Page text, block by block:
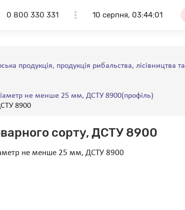
0 800 330 331 10 серпня, 03:44:01
продукція, продукція рибальства, лісівництва та
не менше 25 мм, ДСТУ 8900(профіль)
8900
сорту, ДСТУ 8900
не менше 25 мм, ДСТУ 8900